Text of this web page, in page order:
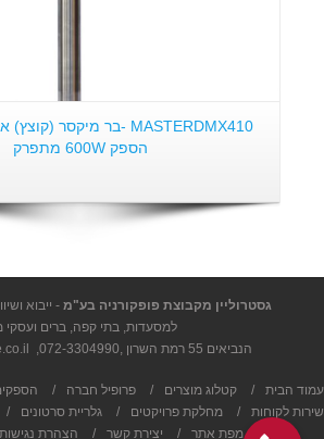
הספק 600W מתפרק
גסטרוליין מקבוצת פופקורניה בע"מ - ייבוא
למסעדות, בתי קפה, ברים ועסקי
הנביאים 55 רמת השרון ,
072-3304990
עמוד הבית / קטלוג מוצרים / פרופיל חברה /
שירות לקוחות
/ מחלקת פרויקטים / גלריית סרטונים /
מפת אתר / יצירת קשר / הצהרת נגישות